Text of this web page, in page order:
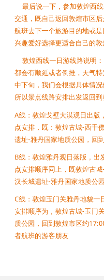
最后说一下，参加敦煌西
交通，既自己返回敦煌市区
航班去下一个旅游目的地或
兴趣爱好选择更适合自己的敦
敦煌西线一日游线路说明
都会有顺延或者倒推，天气
中下旬，我们会根据具体情
所以景点线路安排出发返回
A线：敦煌戈壁大漠观日出版
点安排，既：敦煌古城-西千
遗址-雅丹国家地质公园，回
B线：敦煌雅丹观日落版，
点安排顺序同上，既敦煌古
汉长城遗址-雅丹国家地质公
C线：敦煌玉门关雅丹地貌一
安排顺序为，敦煌古城-玉门
质公园，回到敦煌市区约
者航班的游客朋友